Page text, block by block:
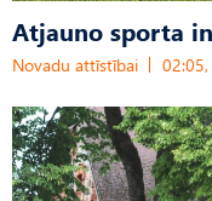
Atjauno sporta
Novadu attīstībai